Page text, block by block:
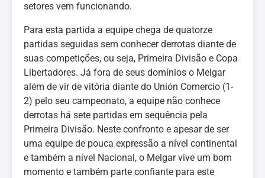
setores vem funcionando.
Para esta partida a equipe chega de quatorze
partidas seguidas sem conhecer derrotas diante de
suas competições, ou seja, Primeira Divisão e Copa
Libertadores. Já fora de seus domínios o Melgar
além de vir de vitória diante do Unión Comercio (1-
2) pelo seu campeonato, a equipe não conhece
derrotas há sete partidas em sequência pela
Primeira Divisão. Neste confronto e apesar de ser
uma equipe de pouca expressão a nível continental
e também a nível Nacional, o Melgar vive um bom
momento e também parte confiante para este